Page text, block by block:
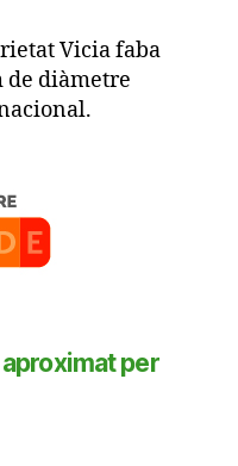
Vicia faba
de diàmetre
per